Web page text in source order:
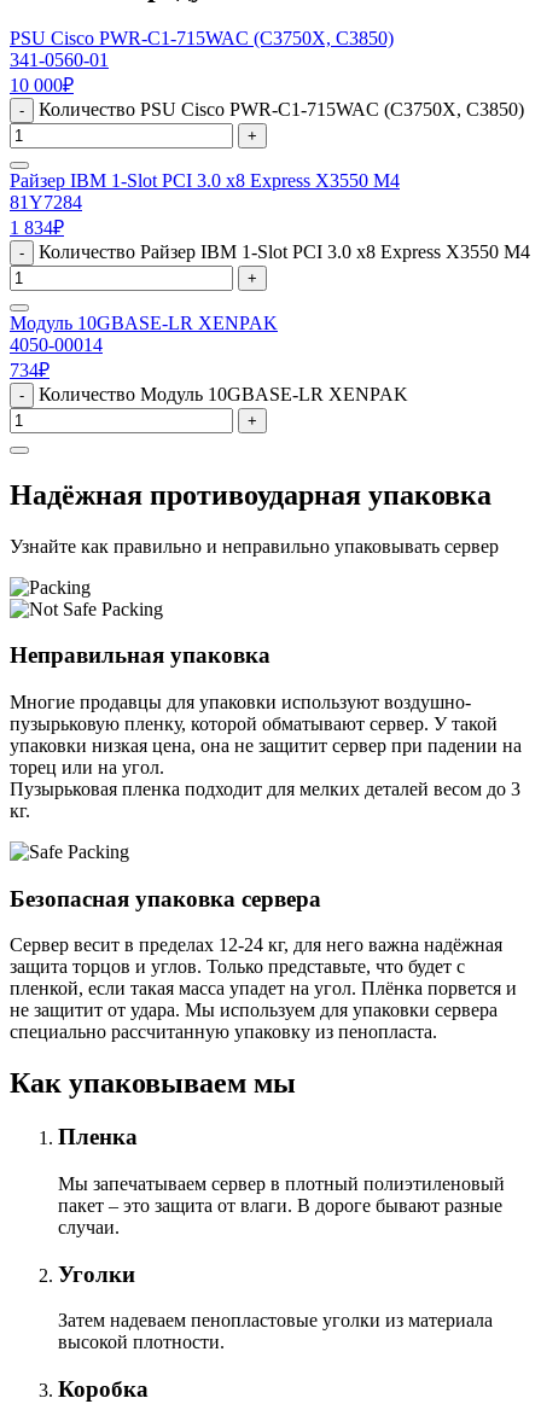
PSU Cisco PWR-C1-715WAC (C3750X, C3850)
341-0560-01
10 000₽
- Количество PSU Cisco PWR-C1-715WAC (C3750X, C3850)
+
Райзер IBM 1-Slot PCI 3.0 x8 Express X3550 M4
81Y7284
1 834₽
- Количество Райзер IBM 1-Slot PCI 3.0 x8 Express X3550 M4
+
Модуль 10GBASE-LR XENPAK
4050-00014
734₽
- Количество Модуль 10GBASE-LR XENPAK
+
Надёжная противоударная упаковка
Узнайте как правильно и неправильно упаковывать сервер
Неправильная упаковка
Многие продавцы для упаковки используют воздушно-
пузырьковую пленку, которой обматывают сервер. У такой
упаковки низкая цена, она не защитит сервер при падении на
торец или на угол.
Пузырьковая пленка подходит для мелких деталей весом до 3
кг.
Безопасная упаковка сервера
Сервер весит в пределах 12-24 кг, для него важна надёжная
защита торцов и углов. Только представьте, что будет с
пленкой, если такая масса упадет на угол. Плёнка порвется и
не защитит от удара. Мы используем для упаковки сервера
специально расcчитанную упаковку из пенопласта.
Как упаковываем мы
Пленка
Мы запечатываем сервер в плотный полиэтиленовый
пакет – это защита от влаги. В дороге бывают разные
случаи.
Уголки
Затем надеваем пенопластовые уголки из материала
высокой плотности.
Коробка